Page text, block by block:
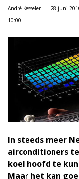
André Kesseler
28 juni
10:00
In steeds meer
airconditioners
koel hoofd te
Maar het kan